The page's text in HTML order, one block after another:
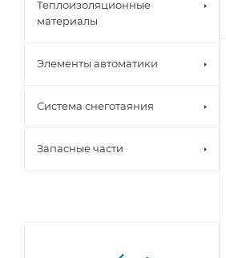
Теплоизоляционные
материалы
Элементы автоматики
Система снеготаяния
Запасные части